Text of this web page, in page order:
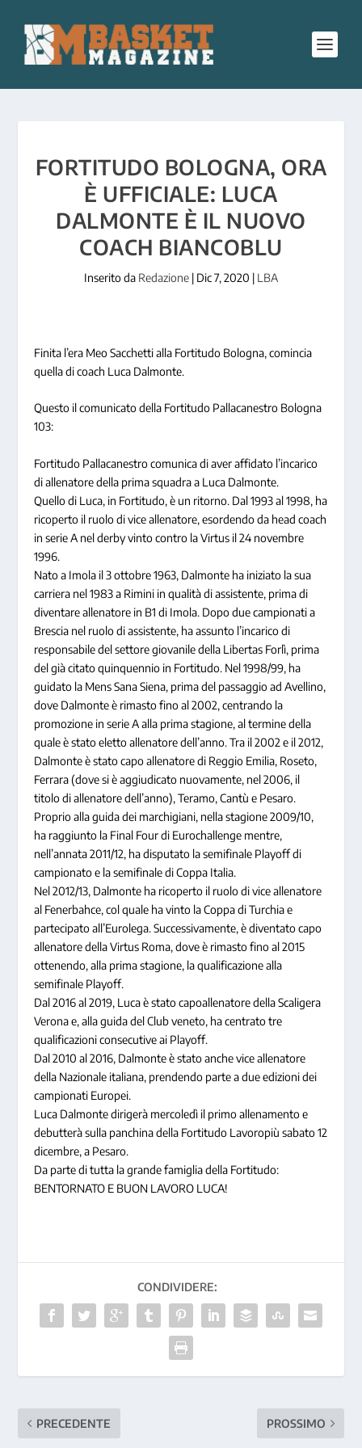
FORTITUDO BOLOGNA, ORA
È UFFICIALE: LUCA
DALMONTE È IL NUOVO
COACH BIANCOBLU
Inserito da Redazione | Dic 7, 2020 | LBA
Finita l’era Meo Sacchetti alla Fortitudo Bologna, comincia
quella di coach Luca Dalmonte.
Questo il comunicato della Fortitudo Pallacanestro Bologna
103:
Fortitudo Pallacanestro comunica di aver affidato l’incarico
di allenatore della prima squadra a Luca Dalmonte.
Quello di Luca, in Fortitudo, è un ritorno. Dal 1993 al 1998, ha
ricoperto il ruolo di vice allenatore, esordendo da head coach
in serie A nel derby vinto contro la Virtus il 24 novembre
1996.
Nato a Imola il 3 ottobre 1963, Dalmonte ha iniziato la sua
carriera nel 1983 a Rimini in qualità di assistente, prima di
diventare allenatore in B1 di Imola. Dopo due campionati a
Brescia nel ruolo di assistente, ha assunto l’incarico di
responsabile del settore giovanile della Libertas Forlì, prima
del già citato quinquennio in Fortitudo. Nel 1998/99, ha
guidato la Mens Sana Siena, prima del passaggio ad Avellino,
dove Dalmonte è rimasto fino al 2002, centrando la
promozione in serie A alla prima stagione, al termine della
quale è stato eletto allenatore dell’anno. Tra il 2002 e il 2012,
Dalmonte è stato capo allenatore di Reggio Emilia, Roseto,
Ferrara (dove si è aggiudicato nuovamente, nel 2006, il
titolo di allenatore dell’anno), Teramo, Cantù e Pesaro.
Proprio alla guida dei marchigiani, nella stagione 2009/10,
ha raggiunto la Final Four di Eurochallenge mentre,
nell’annata 2011/12, ha disputato la semifinale Playoff di
campionato e la semifinale di Coppa Italia.
Nel 2012/13, Dalmonte ha ricoperto il ruolo di vice allenatore
al Fenerbahce, col quale ha vinto la Coppa di Turchia e
partecipato all’Eurolega. Successivamente, è diventato capo
allenatore della Virtus Roma, dove è rimasto fino al 2015
ottenendo, alla prima stagione, la qualificazione alla
semifinale Playoff.
Dal 2016 al 2019, Luca è stato capoallenatore della Scaligera
Verona e, alla guida del Club veneto, ha centrato tre
qualificazioni consecutive ai Playoff.
Dal 2010 al 2016, Dalmonte è stato anche vice allenatore
della Nazionale italiana, prendendo parte a due edizioni dei
campionati Europei.
Luca Dalmonte dirigerà mercoledì il primo allenamento e
debutterà sulla panchina della Fortitudo Lavoropiù sabato 12
dicembre, a Pesaro.
Da parte di tutta la grande famiglia della Fortitudo:
BENTORNATO E BUON LAVORO LUCA!
CONDIVIDERE:
PRECEDENTE PROSSIMO